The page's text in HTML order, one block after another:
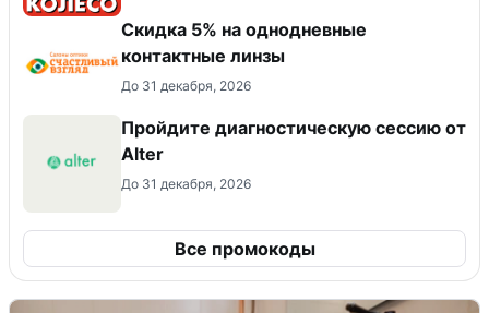
Скидка 5% на однодневные
контактные линзы
До 31 декабря, 2026
Пройдите диагностическую сессию от
Alter
До 31 декабря, 2026
Все промокоды